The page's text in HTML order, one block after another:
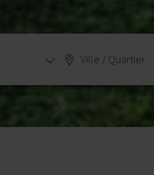
Ville / Quartier